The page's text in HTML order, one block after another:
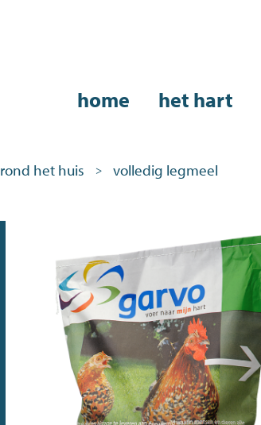
home het hart
rond het huis > volledig legmeel